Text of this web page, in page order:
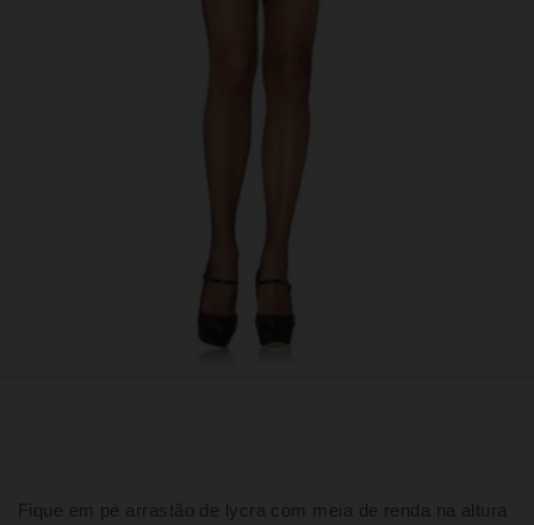
Fique em pé arrastão de lycra com meia de renda na altura